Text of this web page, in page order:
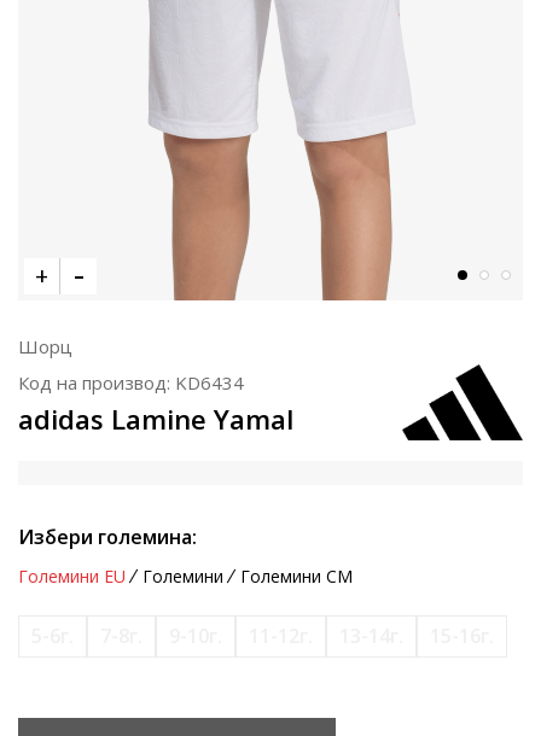
Шорц
Код на производ: KD6434
adidas Lamine Yamal
Избери големина:
Големини EU Големини Големини CM